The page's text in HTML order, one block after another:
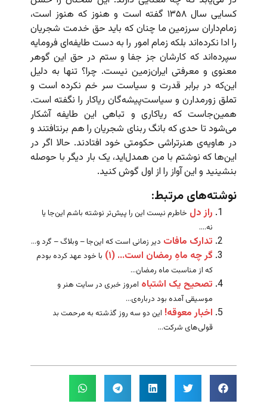
کسایی سال ۱۳۵۸ گفته است و هنوز که هنوز است،
زمام‌داران سرزمین ما چنان که باید حق خدمت شجریان
را ادا نکرده‌اند بلکه زمام امور را به دست طایفه‌ای فرومایه
سپرده‌اند که کارشان جز جفا و ستم در حق این گوهر
معنوی و معرفتی ایران‌زمین نیست. چرا؟ تنها به دلیل
این‌که در برابر قدرت و سیاست سر خم نکرده است و
تملق زورمدارن و سیاست‌پیشه‌گان ریاکار را نگفته است.
همین‌جاست که ریاکاری و تباهی این طایفه آشکار
می‌شود تا حدی که بانگ ربنای شجریان را هم برنتافتند و
در هاویه‌ی هنرتراشی حکومتی خود افتادند. حالا اگر در
این‌ها که نوشتم با من همدل‌اید، یک بار دیگر با حوصله
بنشینید و این آواز را از اول گوش کنید.
نوشته‌های مرتبط:
راز دل خاطرم نیست این را پیش‌تر نوشته باشم این‌جا یا
نه....
تدارک مافات دیر زمانی است که این‌جا – وبلاگ – گرد و...
گر چه ماهِ رمضان است… (۱)
با خود عهد کرده بودم
که از مناسبت ماه رمضان...
تصحیح یک اشتباه امروز خبری در سایت هنر و
موسیقی آمده بود درباره‌ی...
اخبار معوقه! این دو سه روز گذشته به مرحمت بد
قولی‌های شرکت...